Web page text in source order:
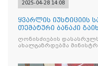
2025-04-28 14:08
ყვარლის იუსტიციის
თემატური ბანაკი
ნაკადად ჩატარდებ
ღონისძიების
ახალგაზრდებმა